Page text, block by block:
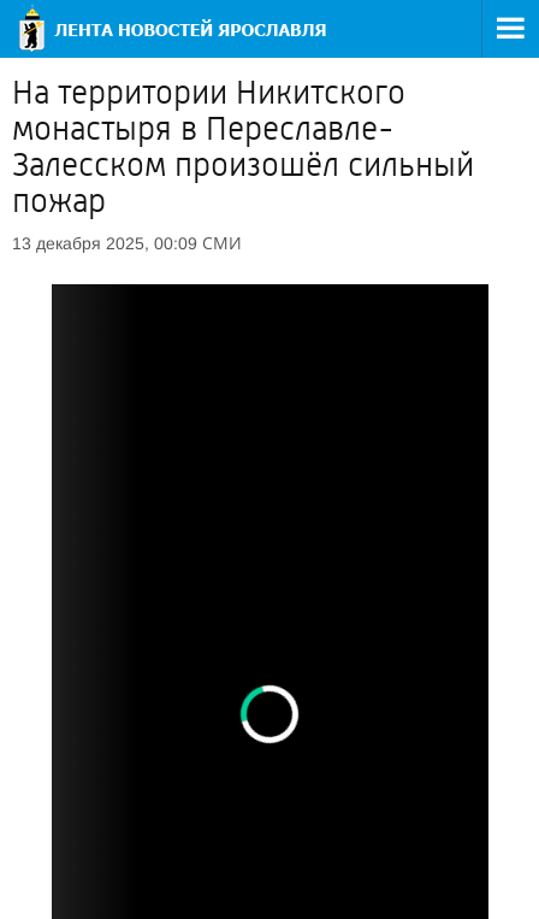
На территории Никитского
монастыря в Переславле-
Залесском произошёл сильный
пожар
13 декабря 2025, 00:09 СМИ